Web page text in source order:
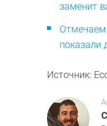
заменит
Отмечаем
показали
Источник: